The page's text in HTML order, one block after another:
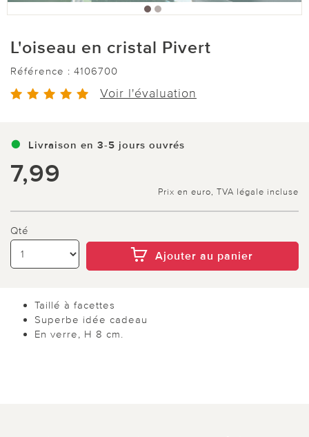
L'oiseau en cristal Pivert
Référence : 4106700
Voir l'évaluation
Livraison en 3-5 jours ouvrés
7,99
Prix en euro, TVA légale incluse
Qté
Ajouter au panier
Taillé à facettes
Superbe idée cadeau
En verre, H 8 cm.